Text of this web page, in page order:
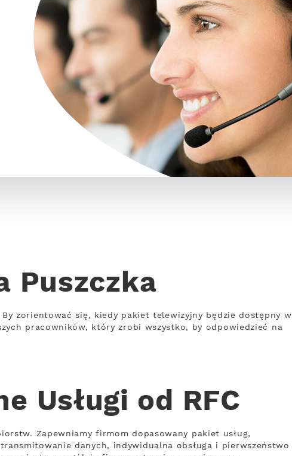
Puszczka
zorientować się, kiedy pakiet telewizyjny będzie dostępny w
pracowników, który zrobi wszystko, by odpowiedzieć na
Usługi od RFC
Zapewniamy firmom dopasowany pakiet usług,
danych, indywidualna obsługa i pierwszeństwo